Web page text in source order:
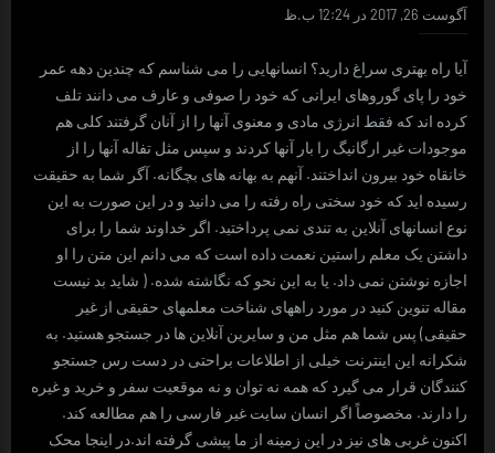
آگوست 26, 2017 در 12:24 ب.ظ
آیا راه بهتری سراغ دارید؟ انسانهایی را می شناسم که چندین دهه عمر
خود را پای گوروهای ایرانی که خود را صوفی و عارف می دانند تلف
کرده اند که فقط انرژی مادی و معنوی آنها را از آنان گرفتند کلی هم
موجودات غیر ارگانیگ را بار آنها کردند و سپس مثل تفاله آنها را از
خانقاه خود بیرون انداختند. آنهم به بهانه های بچگانه. آگر شما به حقیقت
رسیده اید که خود سختی راه رفته را می دانید و در این صورت به این
نوع انسانهای آنلاین به تندی نمی پرداختید. اگر خداوند شما را برای
داشتن یک معلم راستین نعمت داده است که می دانم این متن را او
اجازه نوشتن نمی داد. یا به این نحو که نگاشته شده. ( شاید بد نیست
مقاله تنوین کنید در مورد راههای شناخت معلمهای حقیقی از غیر
حقیقی) پس شما هم مثل من و سایرین آنلاین ها در جستجو هستید. به
شکرانه این اینترنت خیلی از اطلاعات براحتی در دست رس جستجو
کنندگان قرار می گیرد که همه نه توان و نه موقعیت سفر و خرید و غیره
را دارند. مخصوصاً اگر انسان سایت غیر فارسی را هم مطالعه کند.
اکنون غربی های نیز در این زمینه از ما پیشی گرفته اند.در اینجا محک